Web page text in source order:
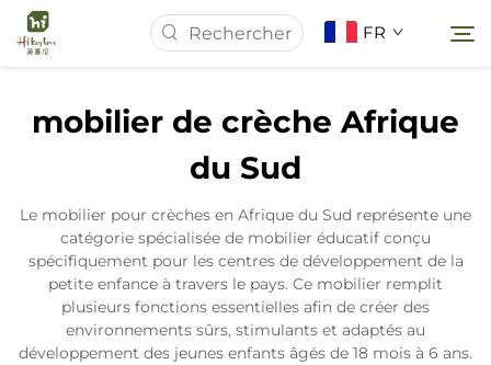
FR
À Propos de Nous
Produits
Actualités
mobilier de crèche Afrique
du Sud
Le mobilier pour crèches en Afrique du Sud représente une
catégorie spécialisée de mobilier éducatif conçu
spécifiquement pour les centres de développement de la
petite enfance à travers le pays. Ce mobilier remplit
plusieurs fonctions essentielles afin de créer des
environnements sûrs, stimulants et adaptés au
développement des jeunes enfants âgés de 18 mois à 6 ans.